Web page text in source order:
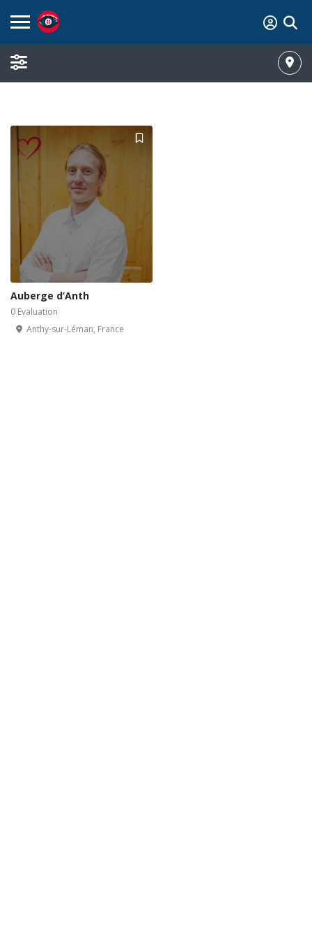
Auberge d’Anth
0 Evaluation
Anthy-sur-Léman, France